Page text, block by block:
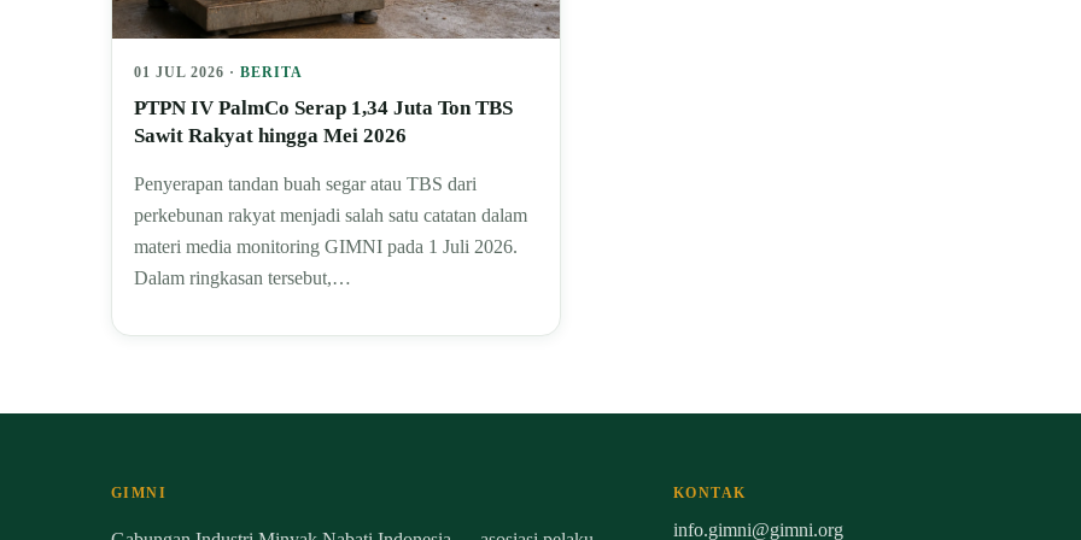
01 JUL 2026 · BERITA
PTPN IV PalmCo Serap 1,34 Juta Ton TBS
Sawit Rakyat hingga Mei 2026
Penyerapan tandan buah segar atau TBS dari
perkebunan rakyat menjadi salah satu catatan dalam
materi media monitoring GIMNI pada 1 Juli 2026.
Dalam ringkasan tersebut,…
GIMNI KONTAK
info.gimni@gimni.org